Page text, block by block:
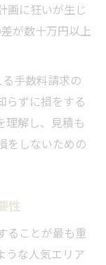
画に狂いが生じ
が数十万円以上
手数料請求の
らずに損をする
理解し、見積も
をしないための
性
ることが最も重
うな人気エリア